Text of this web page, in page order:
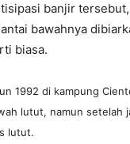
banjir
bawahnya
biasa.
1992 di kampung
lutut, namun setelah
lutut.